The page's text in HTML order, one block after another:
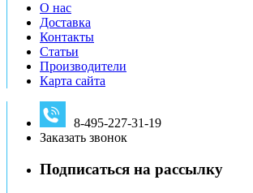
О нас
Доставка
Контакты
Статьи
Производители
Карта сайта
8-495-227-31-19
Заказать звонок
Подписаться на рассылку